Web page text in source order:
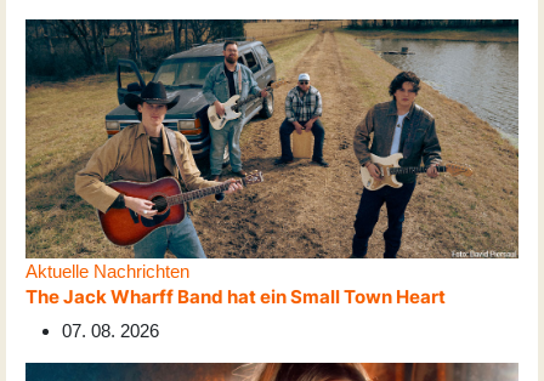
Aktuelle Nachrichten
The Jack Wharff Band hat ein Small Town Heart
07. 08. 2026